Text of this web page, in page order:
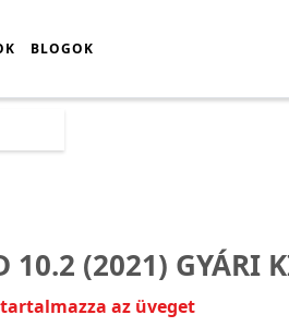
BLOGOK
10.2 (2021) GYÁRI
az üveget